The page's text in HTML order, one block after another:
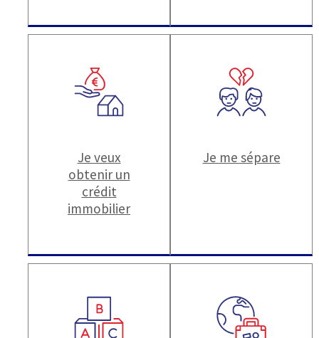
Je veux
obtenir un
crédit
immobilier
Je me sépare